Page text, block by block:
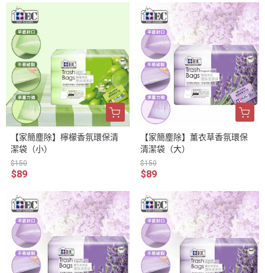
【家簡塵除】檸檬香氛環保清
潔袋（小）
$150
$89
【家簡塵除】薰衣草香氛環保
清潔袋（大）
$150
$89